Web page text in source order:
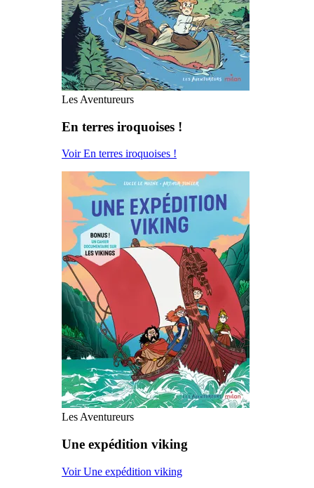
Les Aventureurs
En terres iroquoises !
Voir En terres iroquoises !
Les Aventureurs
Une expédition viking
Voir Une expédition viking